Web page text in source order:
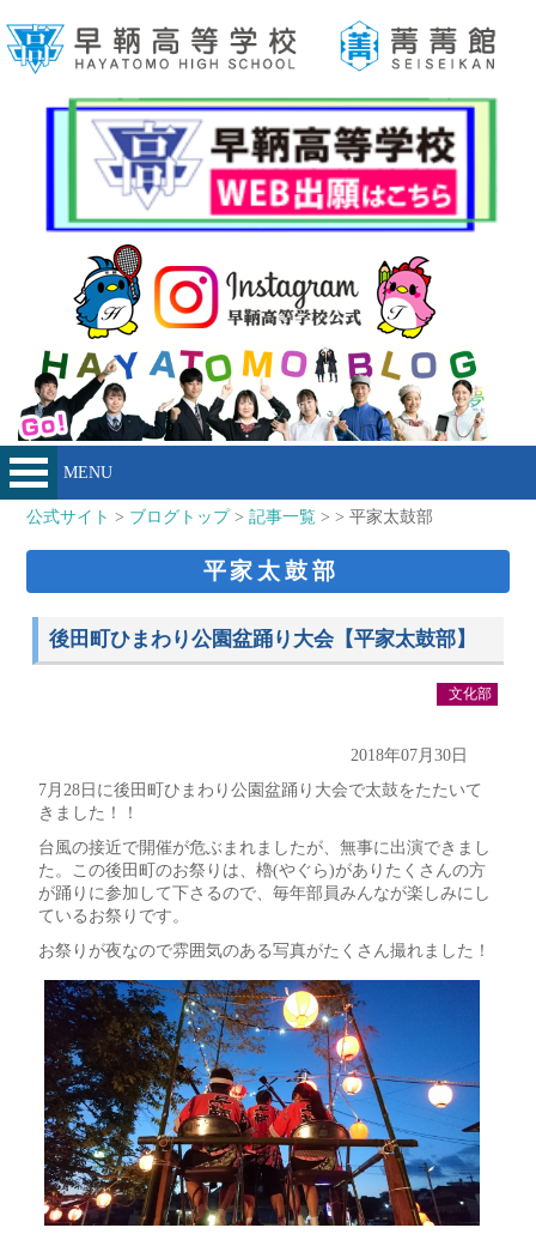
MENU
公式サイト > ブログトップ>記事一覧 > > 平家太鼓部
平家太鼓部
後田町ひまわり公園盆踊り大会【平家太鼓部】
文化部
2018年07月30日
7月28日に後田町ひまわり公園盆踊り大会で太鼓をたたいて
きました！！
台風の接近で開催が危ぶまれましたが、無事に出演できまし
た。この後田町のお祭りは、櫓(やぐら)がありたくさんの方
が踊りに参加して下さるので、毎年部員みんなが楽しみにし
ているお祭りです。
お祭りが夜なので雰囲気のある写真がたくさん撮れました！